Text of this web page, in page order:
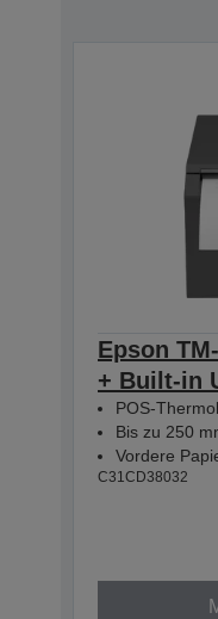
Epson
+ Built-in
POS-
Bis zu 250
Vordere
C31CD38032